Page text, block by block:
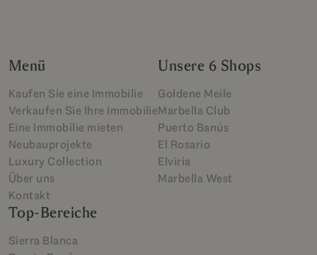
Menü
Kaufen Sie eine Immobilie
Verkaufen Sie Ihre Immobilie
Eine Immobilie mieten
Neubauprojekte
Luxury Collection
Über uns
Kontakt
Unsere 6 Shops
Goldene Meile
Marbella Club
Puerto Banús
El Rosario
Elviria
Marbella West
Top-Bereiche
Sierra Blanca